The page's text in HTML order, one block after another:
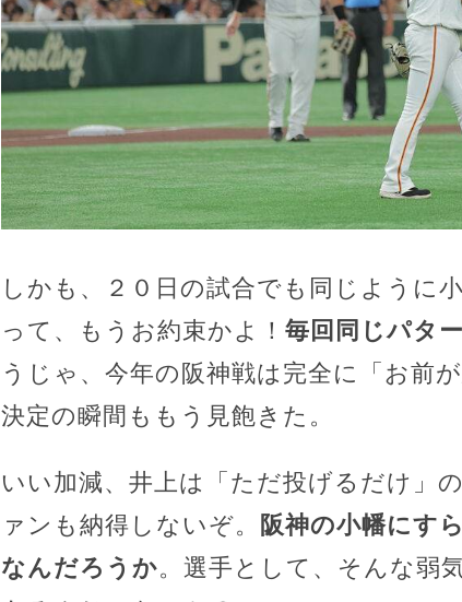
しかも、２０日の試合でも同じように
って、もうお約束かよ！ 毎回同じパタ
うじゃ、今年の阪神戦は完全に「お前
決定の瞬間ももう見飽きた。
いい加減、井上は「ただ投げるだけ」
ァンも納得しないぞ。
阪神の小幡にす
なんだろうか。選手として、そんな弱